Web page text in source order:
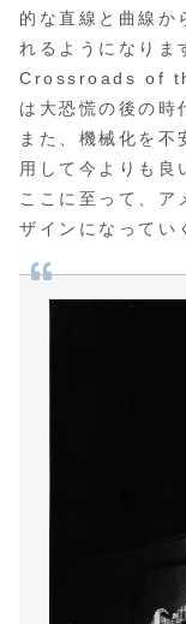
的な直線と曲線か
れるようになりま
Crossroads of
は大恐慌の後の時
また、機械化を
用して今よりも良
ここに至って、ア
ザインになってい